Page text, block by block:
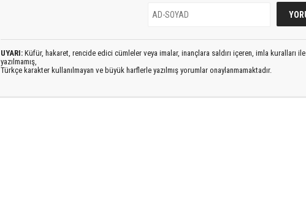
UYARI: Küfür, hakaret, rencide edici cümleler veya imalar, inançlara saldırı içeren, imla kuralları ile
yazılmamış,
Türkçe karakter kullanılmayan ve büyük harflerle yazılmış yorumlar onaylanmamaktadır.